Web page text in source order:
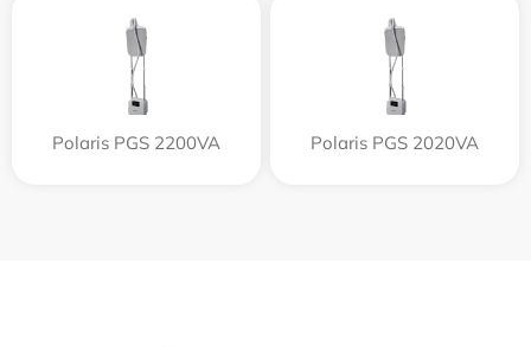
Polaris PGS 2200VA Polaris PGS 2020VA